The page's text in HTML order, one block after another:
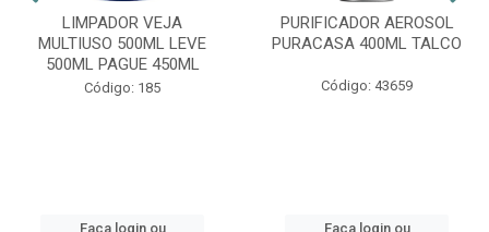
LIMPADOR VEJA
MULTIUSO 500ML LEVE
500ML PAGUE 450ML
Código: 185
Faça login ou
PURIFICADOR AEROSOL
PURACASA 400ML TALCO
Código: 43659
Faça login ou